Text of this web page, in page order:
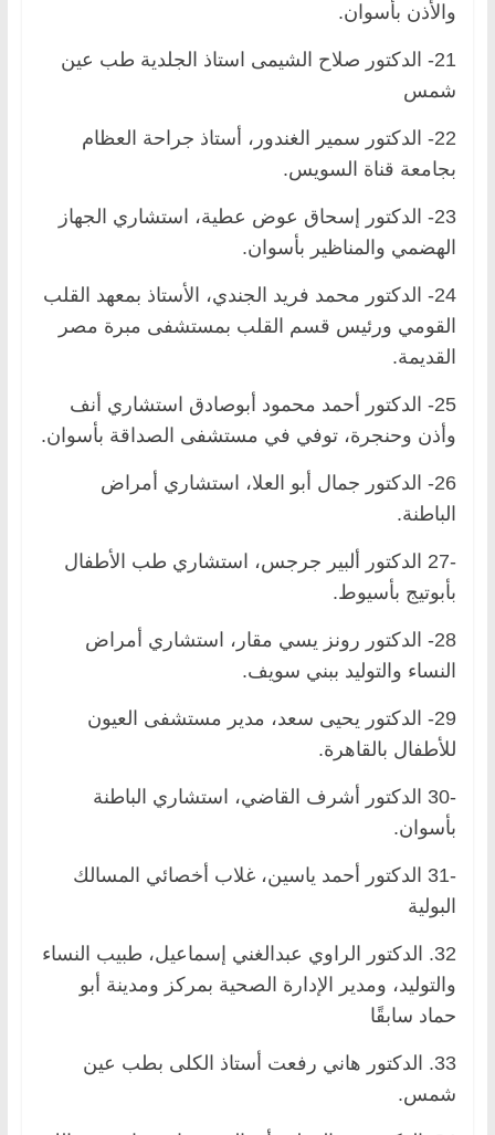
والأذن بأسوان.
21- الدكتور صلاح الشيمى استاذ الجلدية طب عين
شمس
22- الدكتور سمير الغندور، أستاذ جراحة العظام
بجامعة قناة السويس.
23- الدكتور إسحاق عوض عطية، استشاري الجهاز
الهضمي والمناظير بأسوان.
24- الدكتور محمد فريد الجندي، الأستاذ بمعهد القلب
القومي ورئيس قسم القلب بمستشفى مبرة مصر
القديمة.
25- الدكتور أحمد محمود أبوصادق استشاري أنف
وأذن وحنجرة، توفي في مستشفى الصداقة بأسوان.
26- الدكتور جمال أبو العلا، استشاري أمراض
الباطنة.
-27 الدكتور ألبير جرجس، استشاري طب الأطفال
بأبوتيج بأسيوط.
28- الدكتور رونز يسي مقار، استشاري أمراض
النساء والتوليد ببني سويف.
29- الدكتور يحيى سعد، مدير مستشفى العيون
للأطفال بالقاهرة.
-30 الدكتور أشرف القاضي، استشاري الباطنة
بأسوان.
-31 الدكتور أحمد ياسين، غلاب أخصائي المسالك
البولية
32. الدكتور الراوي عبدالغني إسماعيل، طبيب النساء
والتوليد، ومدير الإدارة الصحية بمركز ومدينة أبو
حماد سابقًا
33. الدكتور هاني رفعت أستاذ الكلى بطب عين
شمس.